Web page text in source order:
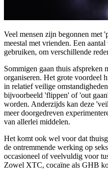
Veel mensen zijn begonnen met
meestal met vrienden. Een
gebruiken, om verschillende
Sommigen gaan thuis afspreken
organiseren. Het grote voordeel
in relatief veilige
bijvoorbeeld 'flippen' of 'out
worden. Anderzijds kan deze
meer doorgedreven
van allerlei middelen.
Het komt ook wel voor dat
de ontremmende werking op
occasioneel of veelvuldig voor
Zowel XTC, cocaïne als GHB